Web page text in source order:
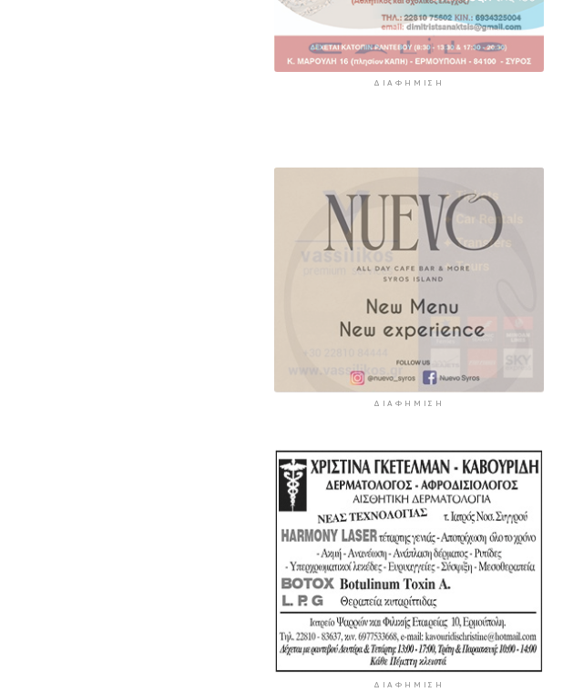
ΔΙΑΦΉΜΙΣΗ
ΔΙΑΦΉΜΙΣΗ
ΔΙΑΦΉΜΙΣΗ